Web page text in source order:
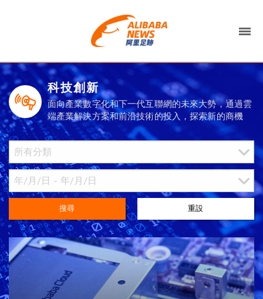
科技創新
面向產業數字化和下一代互聯網的未來大勢，通過雲
端產業解決方案和前沿技術的投入，探索新的商機
搜尋 重設